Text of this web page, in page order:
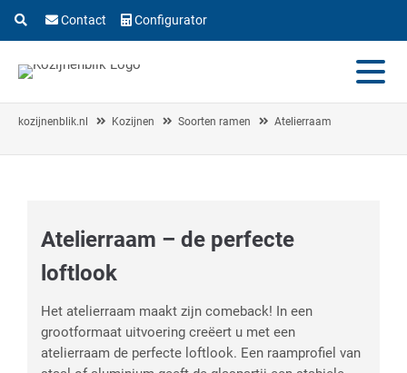
Contact Configurator
kozijnenblik.nl Kozijnen Soorten ramen Atelierraam
Atelierraam – de perfecte
loftlook
Het atelierraam maakt zijn comeback! In een
grootformaat uitvoering creëert u met een
atelierraam de perfecte loftlook. Een raamprofiel van